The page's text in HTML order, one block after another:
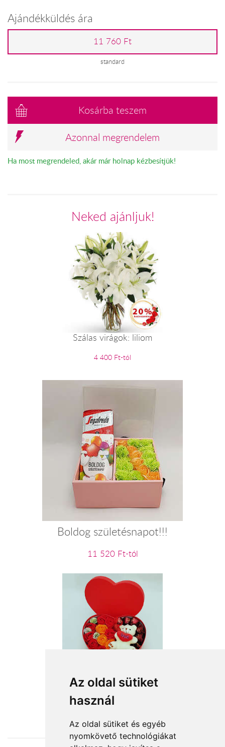
Az oldal sütiket
használ
Az oldal sütiket és egyéb
nyomkövető technológiákat
Ajándékküldés ára
11 760 Ft
standard
Kosárba teszem
Azonnal megrendelem
Ha most megrendeled, akár már holnap kézbesítjük!
Neked ajánljuk!
Szálas virágok: liliom
4 400 Ft-tól
Boldog születésnapot!!!
11 520 Ft-tól
A szerelem íze
13 520 Ft-tól